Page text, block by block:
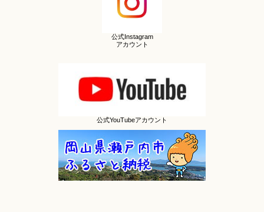
公式Instagram
アカウント
公式YouTubeアカウント